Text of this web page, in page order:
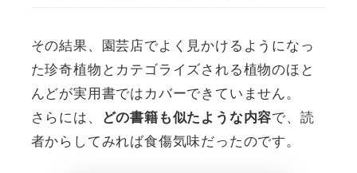
その結果、園芸店でよく見かけるようになっ
た珍奇植物とカテゴライズされる植物のほと
んどが実用書ではカバーできていません。
さらには、
どの書籍も似たような内容で、読
者からしてみれば食傷気味だったのです。